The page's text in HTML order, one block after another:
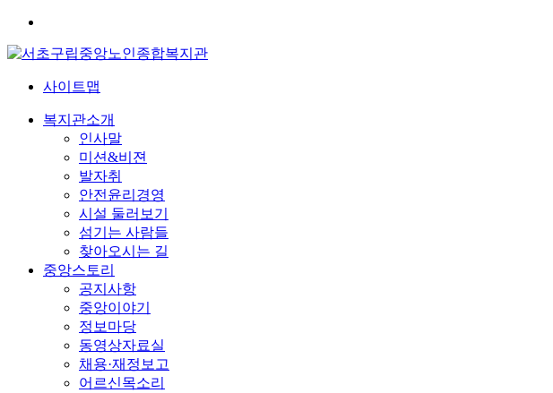
사이트맵
복지관소개
인사말
미션&비젼
발자취
안전윤리경영
시설 둘러보기
섬기는 사람들
찾아오시는 길
중앙스토리
공지사항
중앙이야기
정보마당
동영상자료실
채용·재정보고
어르신목소리